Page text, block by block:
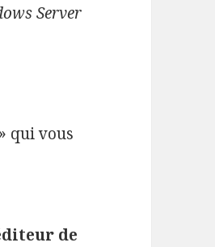
Server
qui vous
de